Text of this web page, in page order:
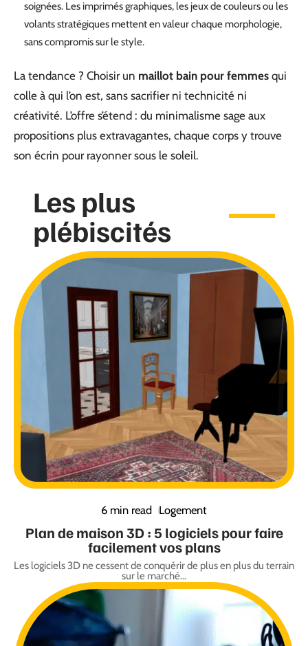
soignées. Les imprimés graphiques, les jeux de couleurs ou les
volants stratégiques mettent en valeur chaque morphologie,
sans compromis sur le style.
La tendance ? Choisir un maillot bain pour femmes qui
colle à qui l’on est, sans sacrifier ni technicité ni
créativité. L’offre s’étend : du minimalisme sage aux
propositions plus extravagantes, chaque corps y trouve
son écrin pour rayonner sous le soleil.
Les plus
plébiscités
6 min read Logement
Plan de maison 3D : 5 logiciels pour faire
facilement vos plans
Les logiciels 3D ne cessent de conquérir de plus en plus du terrain
sur le marché…